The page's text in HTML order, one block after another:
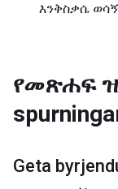
እንቅስቃሴ
የመጽሐፍ
Geta